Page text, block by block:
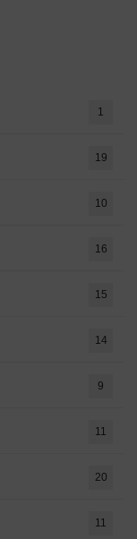
1
19
10
16
15
14
9
11
20
11